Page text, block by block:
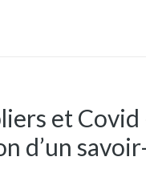
et Covid
d’un